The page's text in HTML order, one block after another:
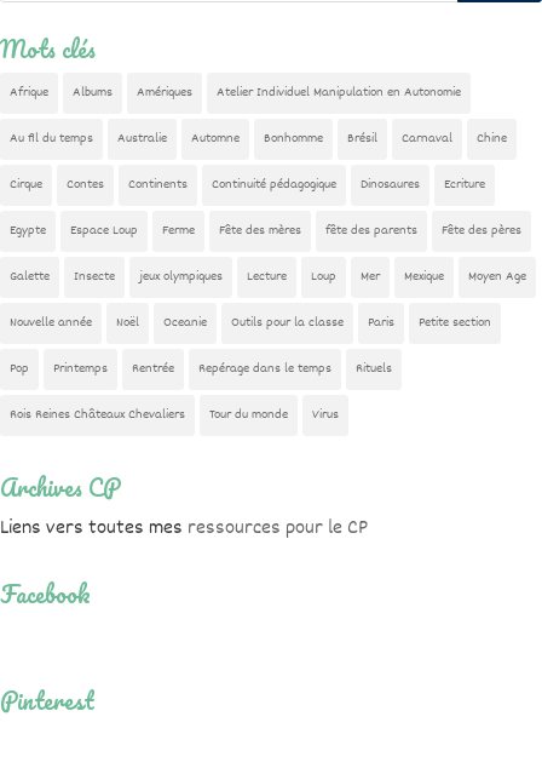
Mots clés
Afrique Albums Amériques Atelier Individuel Manipulation en Autonomie
Au fil du temps Australie Automne Bonhomme Brésil Carnaval Chine
Cirque Contes Continents Continuité pédagogique Dinosaures Ecriture
Egypte Espace Loup Ferme Fête des mères fête des parents Fête des pères
Galette Insecte jeux olympiques Lecture Loup Mer Mexique Moyen Age
Nouvelle année Noël Oceanie Outils pour la classe Paris Petite section
Pop Printemps Rentrée Repérage dans le temps Rituels
Rois Reines Châteaux Chevaliers Tour du monde Virus
Archives CP
Liens vers toutes mes ressources pour le CP
Facebook
Pinterest